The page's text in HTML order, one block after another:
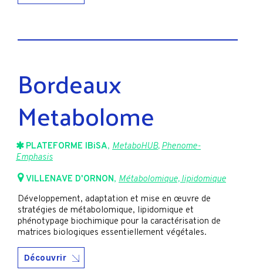
Bordeaux
Metabolome
PLATEFORME IBiSA, MetaboHUB, Phenome-
Emphasis
VILLENAVE D'ORNON, Métabolomique, lipidomique
Développement, adaptation et mise en œuvre de
stratégies de métabolomique, lipidomique et
phénotypage biochimique pour la caractérisation de
matrices biologiques essentiellement végétales.
Découvrir